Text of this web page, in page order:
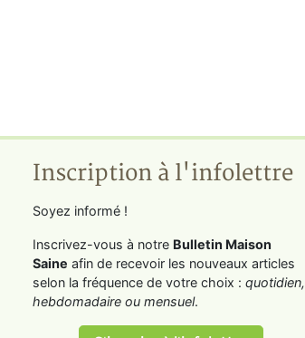
Inscription à l'infolettre
Soyez informé !
Inscrivez-vous à notre Bulletin Maison
Saine afin de recevoir les nouveaux articles
selon la fréquence de votre choix : quotidien,
hebdomadaire ou mensuel.